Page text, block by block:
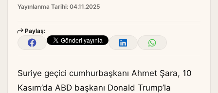
Yayınlanma Tarihi: 04.11.2025
Paylaş:
Suriye geçici cumhurbaşkanı Ahmet Şara, 10
Kasım’da ABD başkanı Donald Trump’la